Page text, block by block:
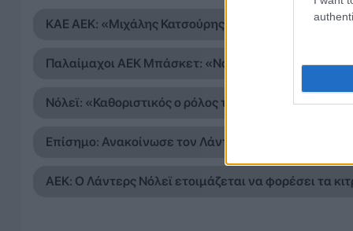
ΚΑΕ ΑΕΚ: «Μιχάλης Κατσούρης ΠΑΝΤΑ, ΠΑΝΤΟΥ,
Παλαίμαχοι ΑΕΚ Μπάσκετ: «Να μην υπάρξει
Νόλεϊ: «Καθοριστικός ο ρόλος του Σάκοτα – Έτοιμος
Επίσημο: Ανακοίνωσε τον Λάντερς Νόλεϊ έως το
ΑΕΚ: Ο Λάντερς Νόλεϊ ετοιμάζεται να φορέσει τα